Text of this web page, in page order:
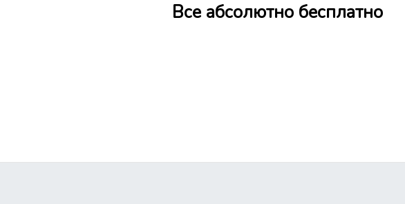
Все абсолютно бесплатно